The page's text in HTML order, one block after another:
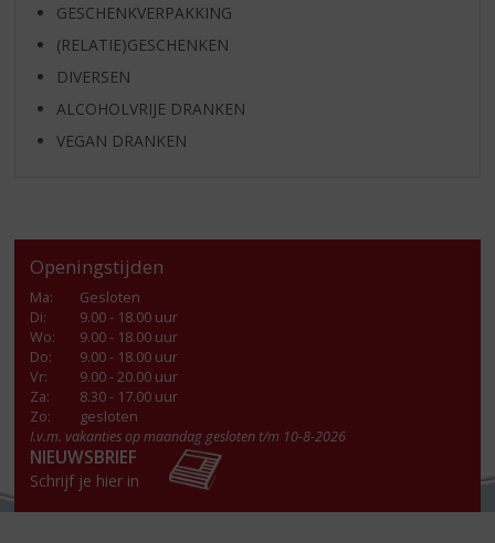
GESCHENKVERPAKKING
(RELATIE)GESCHENKEN
DIVERSEN
ALCOHOLVRIJE DRANKEN
VEGAN DRANKEN
Openingstijden
Ma:
Gesloten
Di:
9.00 - 18.00 uur
Wo:
9.00 - 18.00 uur
Do:
9.00 - 18.00 uur
Vr:
9.00 - 20.00 uur
Za:
8.30 - 17.00 uur
Zo:
gesloten
I.v.m. vakanties op maandag gesloten t/m 10-8-2026
NIEUWSBRIEF
Schrijf je hier in